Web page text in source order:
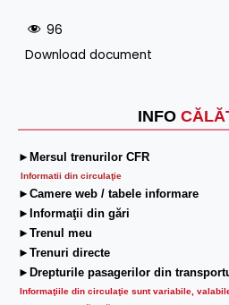
INFO
►Mersul trenurilor CFR
Informatii din circulaţie
►Camere web / tabele informare
►Informaţii din gări
►Trenul meu
►Trenuri directe
►Drepturile pasagerilor din
Informaţiile din circulaţie sunt variabile,
96
Download document